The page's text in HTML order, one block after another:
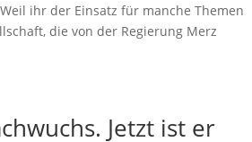
ihr der Einsatz für manche Themen
die von der Regierung Merz
Jetzt ist er